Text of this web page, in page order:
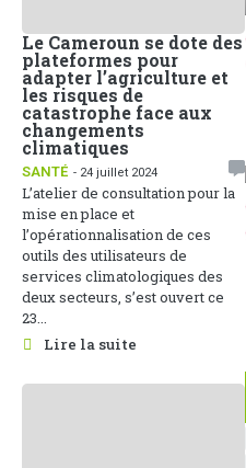
Le Cameroun se dote des
plateformes pour
adapter l’agriculture et
les risques de
catastrophe face aux
changements
climatiques
SANTÉ - 24 juillet 2024
L’atelier de consultation pour la
mise en place et
l’opérationnalisation de ces
outils des utilisateurs de
services climatologiques des
deux secteurs, s’est ouvert ce
23...
Lire la suite